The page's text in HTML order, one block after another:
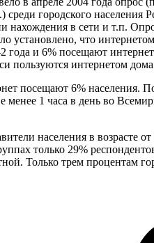
городского
нахождения в сети и т.п.
установлено, что
года и 6% посещают
пользуются интернетом
посещают 6% населения.
1 часа в день во
населения в возрасте
только 29%
Только трем процентам